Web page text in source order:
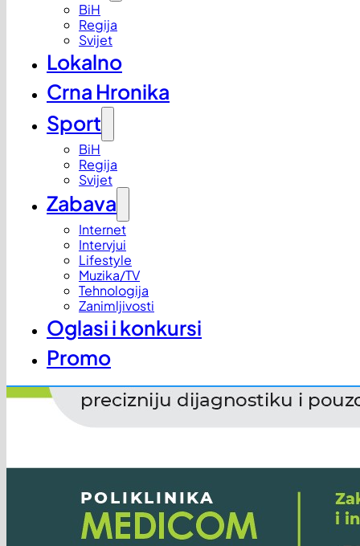
BiH
Regija
Svijet
Lokalno
Crna Hronika
Sport
BiH
Regija
Svijet
Zabava
Internet
Intervjui
Lifestyle
Muzika/TV
Tehnologija
Zanimljivosti
Oglasi i konkursi
Promo